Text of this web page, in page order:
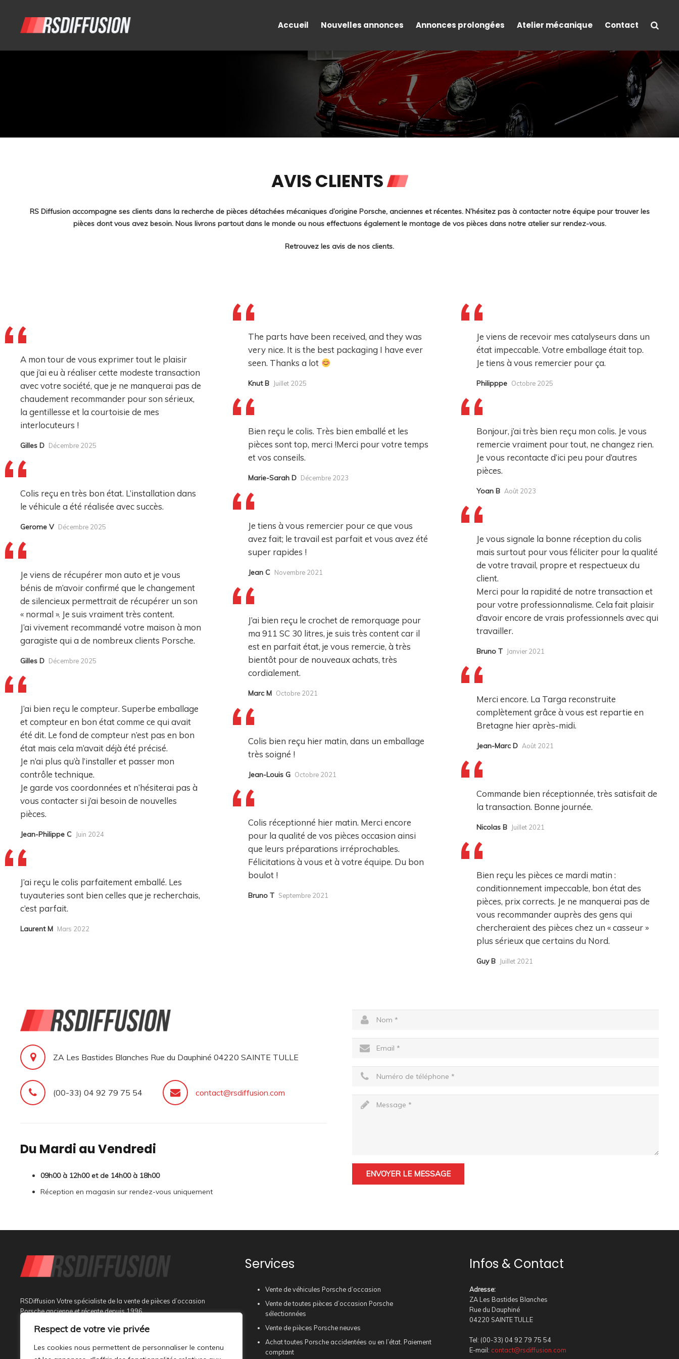
Respect de votre vie privée
Les cookies nous permettent de personnaliser le contenu
Accueil Nouvelles annonces Annonces prolongées Atelier mécanique Contact
AVIS CLIENTS
RS Diffusion accompagne ses clients dans la recherche de pièces détachées mécaniques d’origine Porsche, anciennes et récentes. N’hésitez pas à contacter notre équipe pour trouver les
pièces dont vous avez besoin. Nous livrons partout dans le monde ou nous effectuons également le montage de vos pièces dans notre atelier sur rendez-vous.
Retrouvez les avis de nos clients.
A mon tour de vous exprimer tout le plaisir
que j’ai eu à réaliser cette modeste transaction
avec votre société, que je ne manquerai pas de
chaudement recommander pour son sérieux,
la gentillesse et la courtoisie de mes
interlocuteurs !
Gilles D Décembre 2025
Colis reçu en très bon état. L’installation dans
le véhicule a été réalisée avec succès.
Gerome V Décembre 2025
Je viens de récupérer mon auto et je vous
bénis de m’avoir confirmé que le changement
de silencieux permettrait de récupérer un son
« normal ». Je suis vraiment très content.
J’ai vivement recommandé votre maison à mon
garagiste qui a de nombreux clients Porsche.
Gilles D Décembre 2025
J’ai bien reçu le compteur. Superbe emballage
et compteur en bon état comme ce qui avait
été dit. Le fond de compteur n’est pas en bon
état mais cela m’avait déjà été précisé.
Je n’ai plus qu’à l’installer et passer mon
contrôle technique.
Je garde vos coordonnées et n’hésiterai pas à
vous contacter si j’ai besoin de nouvelles
pièces.
Jean-Philippe C Juin 2024
J’ai reçu le colis parfaitement emballé. Les
tuyauteries sont bien celles que je recherchais,
c’est parfait.
Laurent M Mars 2022
The parts have been received, and they was
very nice. It is the best packaging I have ever
seen. Thanks a lot
Knut B Juillet 2025
Bien reçu le colis. Très bien emballé et les
pièces sont top, merci !Merci pour votre temps
et vos conseils.
Marie-Sarah D Décembre 2023
Je tiens à vous remercier pour ce que vous
avez fait; le travail est parfait et vous avez été
super rapides !
Jean C Novembre 2021
J’ai bien reçu le crochet de remorquage pour
ma 911 SC 30 litres, je suis très content car il
est en parfait état, je vous remercie, à très
bientôt pour de nouveaux achats, très
cordialement.
Marc M Octobre 2021
Colis bien reçu hier matin, dans un emballage
très soigné !
Jean-Louis G Octobre 2021
Colis réceptionné hier matin. Merci encore
pour la qualité de vos pièces occasion ainsi
que leurs préparations irréprochables.
Félicitations à vous et à votre équipe. Du bon
boulot !
Bruno T Septembre 2021
Je viens de recevoir mes catalyseurs dans un
état impeccable. Votre emballage était top.
Je tiens à vous remercier pour ça.
Philipppe Octobre 2025
Bonjour, j’ai très bien reçu mon colis. Je vous
remercie vraiment pour tout, ne changez rien.
Je vous recontacte d’ici peu pour d’autres
pièces.
Yoan B Août 2023
Je vous signale la bonne réception du colis
mais surtout pour vous féliciter pour la qualité
de votre travail, propre et respectueux du
client.
Merci pour la rapidité de notre transaction et
pour votre professionnalisme. Cela fait plaisir
d’avoir encore de vrais professionnels avec qui
travailler.
Bruno T Janvier 2021
Merci encore. La Targa reconstruite
complètement grâce à vous est repartie en
Bretagne hier après-midi.
Jean-Marc D Août 2021
Commande bien réceptionnée, très satisfait de
la transaction. Bonne journée.
Nicolas B Juillet 2021
Bien reçu les pièces ce mardi matin :
conditionnement impeccable, bon état des
pièces, prix corrects. Je ne manquerai pas de
vous recommander auprès des gens qui
chercheraient des pièces chez un « casseur »
plus sérieux que certains du Nord.
Guy B Juillet 2021
ZA Les Bastides Blanches Rue du Dauphiné 04220 SAINTE TULLE
(00-33) 04 92 79 75 54 contact@rsdiffusion.com
Du Mardi au Vendredi
09h00 à 12h00 et de 14h00 à 18h00
Réception en magasin sur rendez-vous uniquement
ENVOYER LE MESSAGE
RSDiffusion Votre spécialiste de la vente de pièces d’occasion
Porsche ancienne et récente depuis 1996
Implantée à Sainte Tulle dans le département des Alpes de
Provence, au sein d’un bâtiment tout neuf de 1000M², son
Services
Vente de véhicules Porsche d’occasion
Vente de toutes pièces d’occasion Porsche
sélectionnées
Vente de pièces Porsche neuves
Achat toutes Porsche accidentées ou en l’état. Paiement
comptant
Infos & Contact
Adresse:
ZA Les Bastides Blanches
Rue du Dauphiné
04220 SAINTE TULLE
Tel: (00-33) 04 92 79 75 54
E-mail: contact@rsdiffusion.com